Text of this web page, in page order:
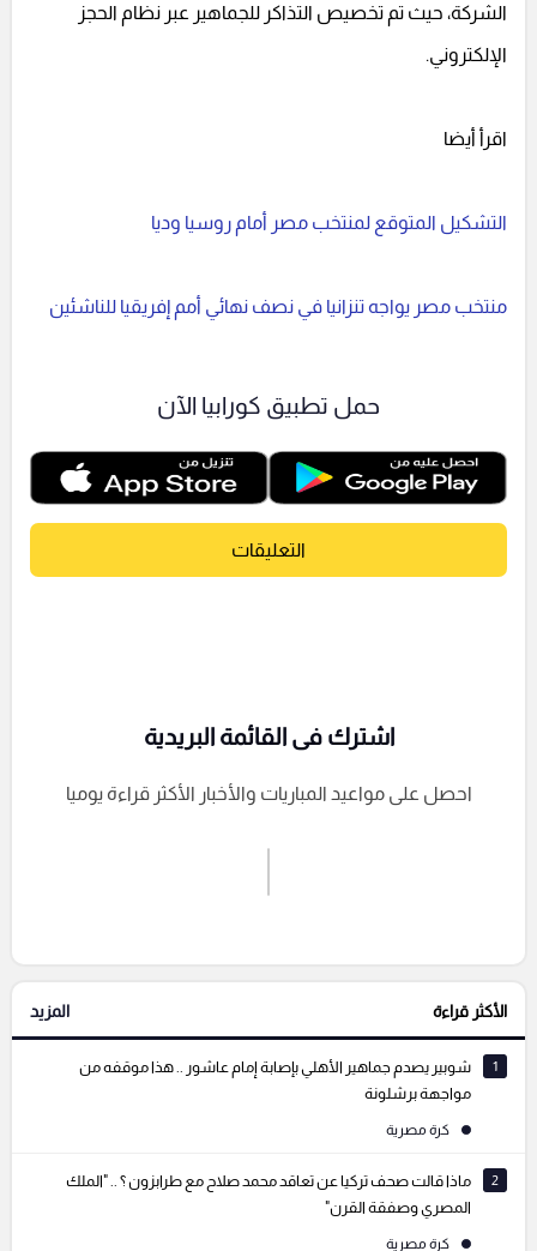
الشركة، حيث تم تخصيص التذاكر للجماهير عبر نظام الحجز
الإلكتروني.
اقرأ أيضا
التشكيل المتوقع لمنتخب مصر أمام روسيا وديا
منتخب مصر يواجه تنزانيا في نصف نهائي أمم إفريقيا للناشئين
حمل تطبيق كورابيا الآن
التعليقات
إرسال تعليق
التعليقات السابقة
اشترك فى القائمة البريدية
احصل على مواعيد المباريات والأخبار الأكثر قراءة يوميا
الأكثر قراءة المزيد
1
شوبير يصدم جماهير الأهلي بإصابة إمام عاشور .. هذا موقفه من
مواجهة برشلونة
كرة مصرية
2
ماذا قالت صحف تركيا عن تعاقد محمد صلاح مع طرابزون ؟ .. "الملك
المصري وصفقة القرن"
كرة مصرية